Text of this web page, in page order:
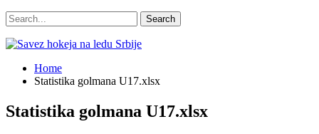
Home
Statistika golmana U17.xlsx
Statistika golmana U17.xlsx